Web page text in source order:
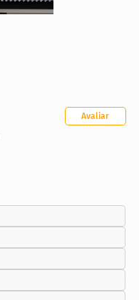
Avaliar